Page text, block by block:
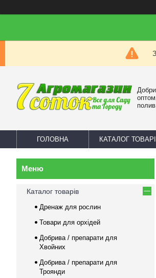
ГОЛОВНА КАТАЛОГ
Каталог товарів
Дренаж для рослин
Товари для орхідей
Добрива / препарати для
Хвойних
Добрива / препарати для
Троянди